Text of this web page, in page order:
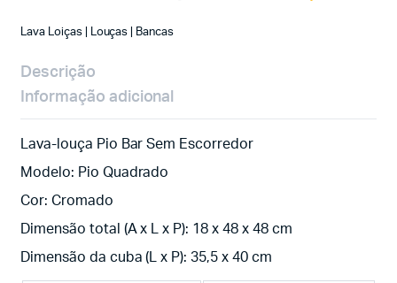
Lava Loiças | Louças | Bancas
Descrição
Informação adicional
Lava-louça Pio Bar Sem Escorredor
Modelo: Pio Quadrado
Cor: Cromado
Dimensão total (A x L x P): 18 x 48 x 48 cm
Dimensão da cuba (L x P): 35,5 x 40 cm